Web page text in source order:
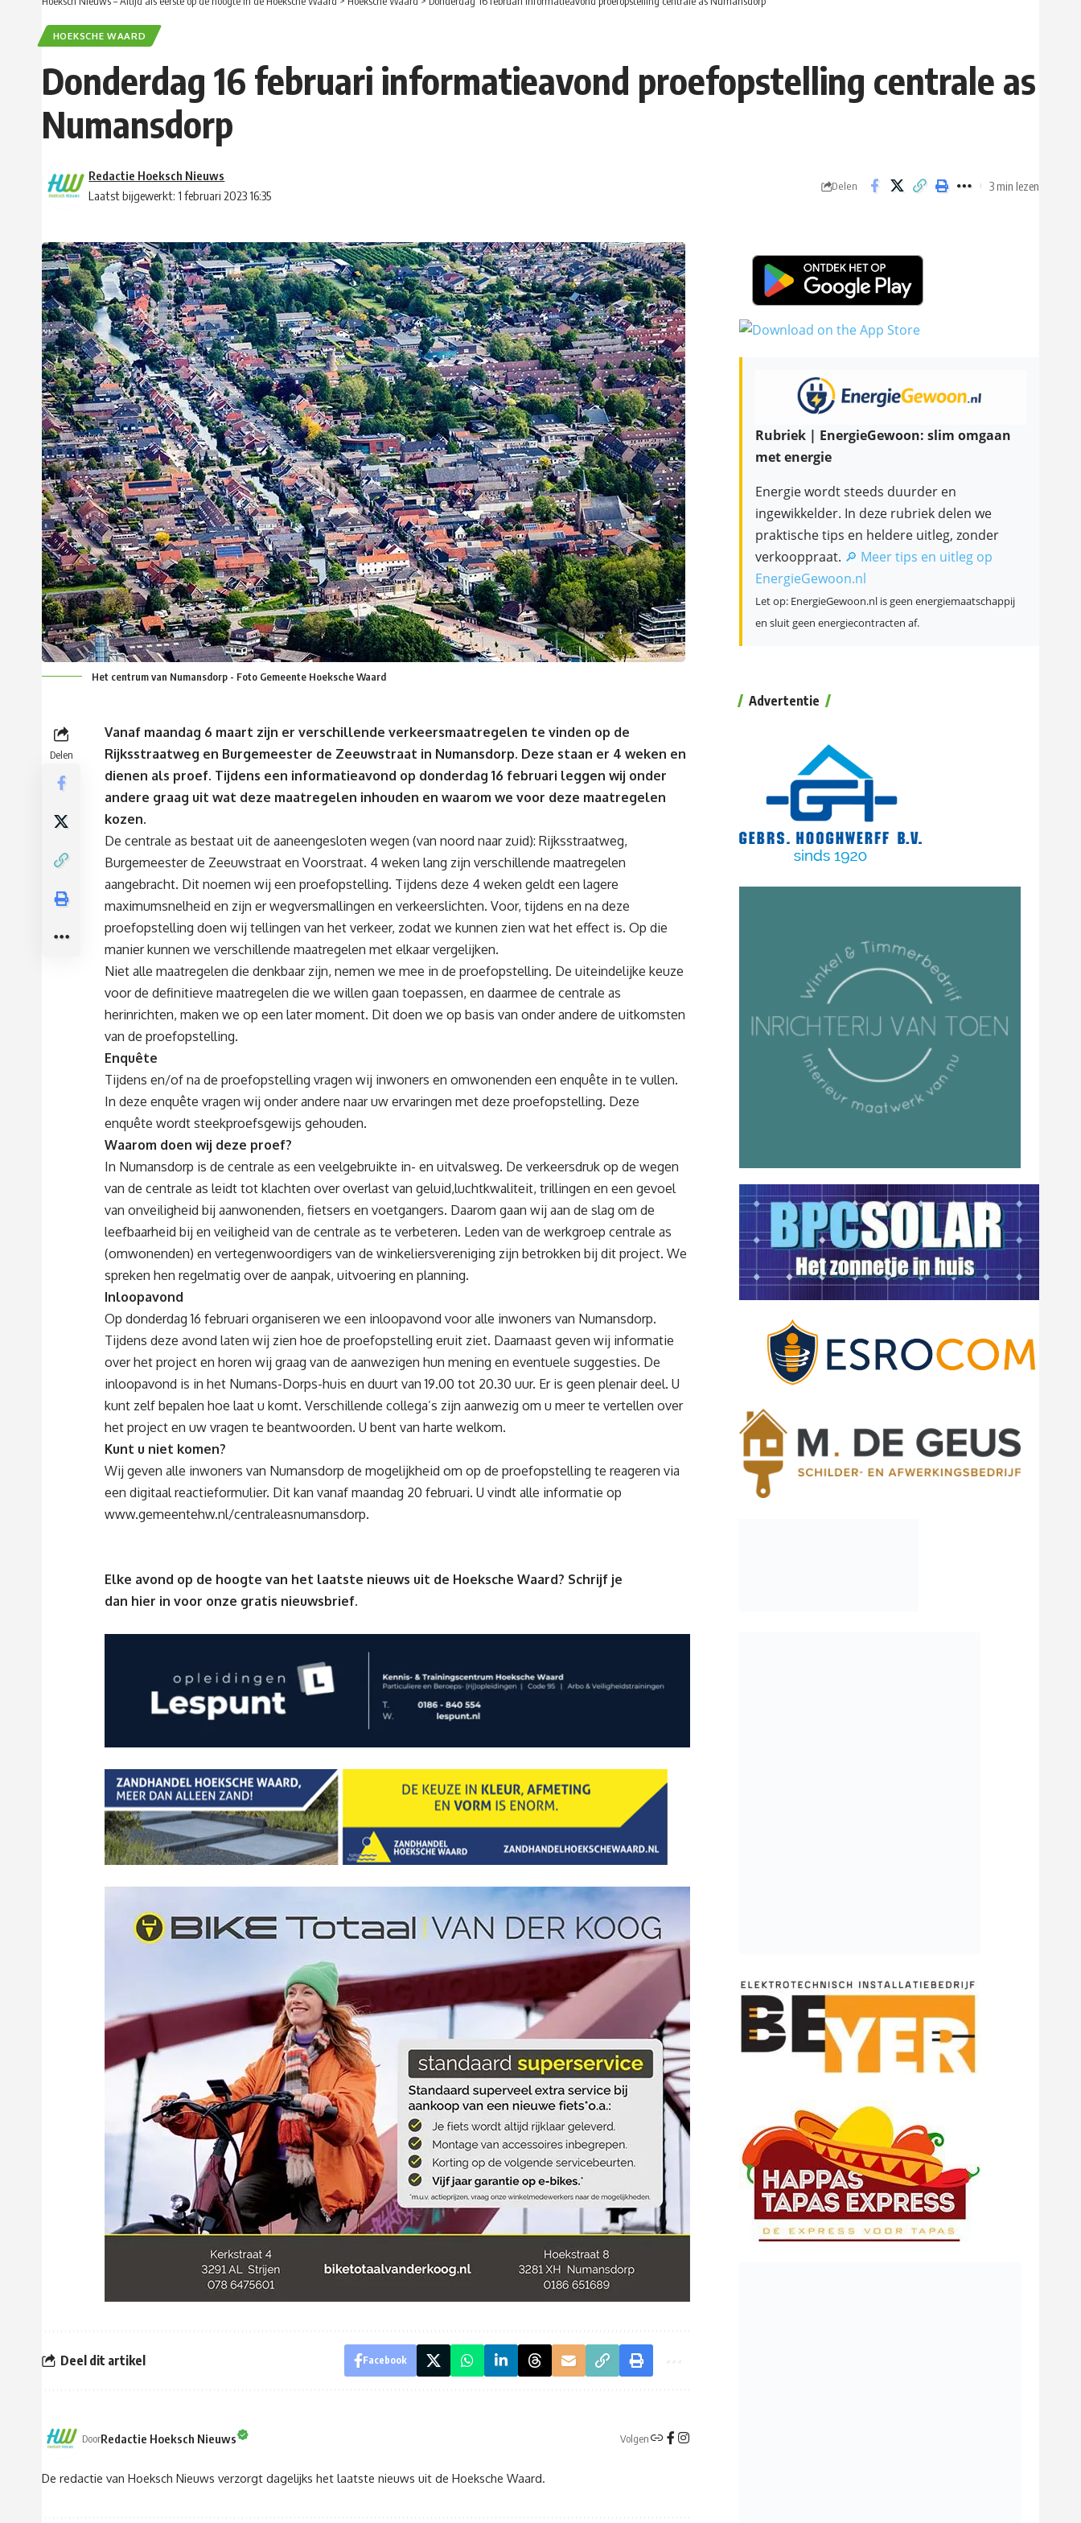
HOEKSCHE WAARD
Donderdag 16 februari informatieavond proefopstelling centrale as
Numansdorp
Laatst bijgewerkt: 1 februari 2023 16:35
Redactie Hoeksch Nieuws
Delen 3 min lezen
Het centrum van Numansdorp - Foto Gemeente Hoeksche Waard
Delen
Vanaf maandag 6 maart zijn er verschillende verkeersmaatregelen te vinden op de
Rijksstraatweg en Burgemeester de Zeeuwstraat in Numansdorp. Deze staan er 4 weken en
dienen als proef. Tijdens een informatieavond op donderdag 16 februari leggen wij onder
andere graag uit wat deze maatregelen inhouden en waarom we voor deze maatregelen
kozen.
De centrale as bestaat uit de aaneengesloten wegen (van noord naar zuid): Rijksstraatweg,
Burgemeester de Zeeuwstraat en Voorstraat. 4 weken lang zijn verschillende maatregelen
aangebracht. Dit noemen wij een proefopstelling. Tijdens deze 4 weken geldt een lagere
maximumsnelheid en zijn er wegversmallingen en verkeerslichten. Voor, tijdens en na deze
proefopstelling doen wij tellingen van het verkeer, zodat we kunnen zien wat het effect is. Op die
manier kunnen we verschillende maatregelen met elkaar vergelijken.
Niet alle maatregelen die denkbaar zijn, nemen we mee in de proefopstelling. De uiteindelijke keuze
voor de definitieve maatregelen die we willen gaan toepassen, en daarmee de centrale as
herinrichten, maken we op een later moment. Dit doen we op basis van onder andere de uitkomsten
van de proefopstelling.
Enquête
Tijdens en/of na de proefopstelling vragen wij inwoners en omwonenden een enquête in te vullen.
In deze enquête vragen wij onder andere naar uw ervaringen met deze proefopstelling. Deze
enquête wordt steekproefsgewijs gehouden.
Waarom doen wij deze proef?
In Numansdorp is de centrale as een veelgebruikte in- en uitvalsweg. De verkeersdruk op de wegen
van de centrale as leidt tot klachten over overlast van geluid,luchtkwaliteit, trillingen en een gevoel
van onveiligheid bij aanwonenden, fietsers en voetgangers. Daarom gaan wij aan de slag om de
leefbaarheid bij en veiligheid van de centrale as te verbeteren. Leden van de werkgroep centrale as
(omwonenden) en vertegenwoordigers van de winkeliersvereniging zijn betrokken bij dit project. We
spreken hen regelmatig over de aanpak, uitvoering en planning.
Inloopavond
Op donderdag 16 februari organiseren we een inloopavond voor alle inwoners van Numansdorp.
Tijdens deze avond laten wij zien hoe de proefopstelling eruit ziet. Daarnaast geven wij informatie
over het project en horen wij graag van de aanwezigen hun mening en eventuele suggesties. De
inloopavond is in het Numans-Dorps-huis en duurt van 19.00 tot 20.30 uur. Er is geen plenair deel. U
kunt zelf bepalen hoe laat u komt. Verschillende collega’s zijn aanwezig om u meer te vertellen over
het project en uw vragen te beantwoorden. U bent van harte welkom.
Kunt u niet komen?
Wij geven alle inwoners van Numansdorp de mogelijkheid om op de proefopstelling te reageren via
een digitaal reactieformulier. Dit kan vanaf maandag 20 februari. U vindt alle informatie op
www.gemeentehw.nl/centraleasnumansdorp.
Elke avond op de hoogte van het laatste nieuws uit de Hoeksche Waard? Schrijf je
dan hier in voor onze gratis nieuwsbrief.
Deel dit artikel Facebook
DoorRedactie Hoeksch Nieuws Volgen
De redactie van Hoeksch Nieuws verzorgt dagelijks het laatste nieuws uit de Hoeksche Waard.
Rubriek | EnergieGewoon: slim omgaan
met energie
Energie wordt steeds duurder en
ingewikkelder. In deze rubriek delen we
praktische tips en heldere uitleg, zonder
verkooppraat. 🔎 Meer tips en uitleg op
EnergieGewoon.nl
Let op: EnergieGewoon.nl is geen energiemaatschappij
en sluit geen energiecontracten af.
Advertentie